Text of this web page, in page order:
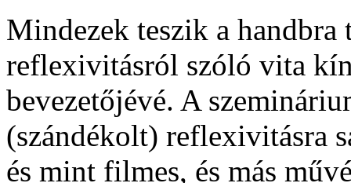
Mindezek teszik a handbra
reflexivitásról szóló vita
bevezetőjévé. A
(szándékolt) reflexivitásra
és mint filmes, és más